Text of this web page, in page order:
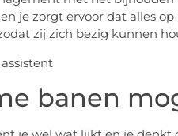
je zorgt ervoor dat alles
zij zich bezig kunnen
banen